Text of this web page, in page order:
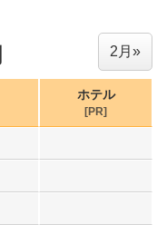
2月»
ホテル
[PR]